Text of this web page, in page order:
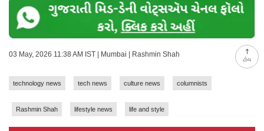
ટોચ
03 May, 2026 11:38 AM IST | Mumbai | Rashmin Shah
technology news tech news culture news columnists
Rashmin Shah lifestyle news life and style